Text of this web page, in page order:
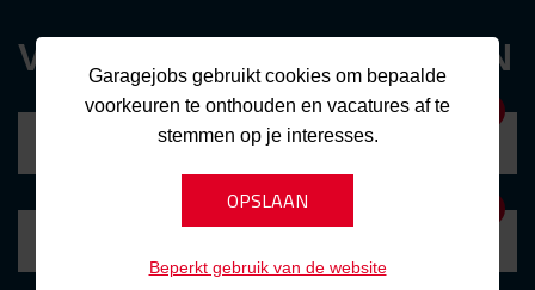
VACATURE CATEGORIEËN
Marketing
Garagejobs gebruikt cookies om bepaalde
voorkeuren te onthouden en vacatures af te
stemmen op je interesses.
Beperkt gebruik van de website